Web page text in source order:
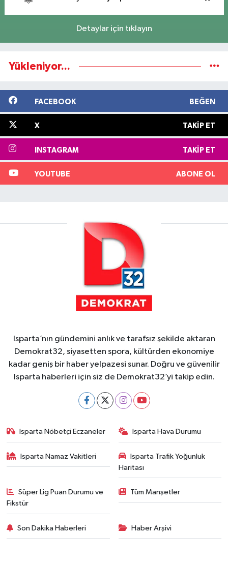
Detaylar için tıklayın
Yükleniyor...
FACEBOOK BEĞEN
X TAKIP ET
INSTAGRAM TAKIP ET
YOUTUBE ABONE OL
Isparta’nın gündemini anlık ve tarafsız şekilde aktaran
Demokrat32, siyasetten spora, kültürden ekonomiye
kadar geniş bir haber yelpazesi sunar. Doğru ve güvenilir
Isparta haberleri için siz de Demokrat32’yi takip edin.
Isparta Nöbetçi Eczaneler Isparta Hava Durumu
Isparta Namaz Vakitleri
Isparta Trafik Yoğunluk
Haritası
Süper Lig Puan Durumu ve
Fikstür
Tüm Manşetler
Son Dakika Haberleri Haber Arşivi